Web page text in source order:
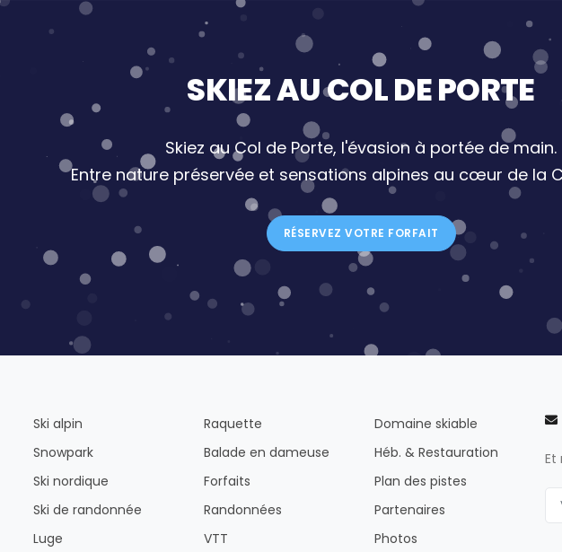
SKIEZ AU COL DE PORTE
Skiez au Col de Porte, l'évasion à portée de main.
Entre nature préservée et sensations alpines au cœur de la
RÉSERVEZ VOTRE FORFAIT
Ski alpin
Snowpark
Ski nordique
Ski de randonnée
Luge
Raquette
Balade en dameuse
Forfaits
Randonnées
VTT
Domaine skiable
Héb. & Restauration
Plan des pistes
Partenaires
Photos
Et